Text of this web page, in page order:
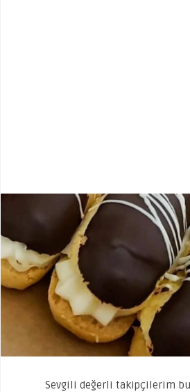
Sevgili değerli takipçilerim